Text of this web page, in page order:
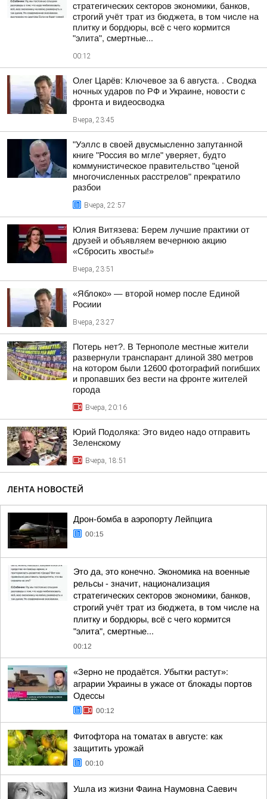
стратегических секторов экономики, банков,
строгий учёт трат из бюджета, в том числе на
плитку и бордюры, всё с чего кормится
"элита", смертные...
00:12
Олег Царёв: Ключевое за 6 августа. . Сводка
ночных ударов по РФ и Украине, новости с
фронта и видеосводка
Вчера, 23:45
"Уэллс в своей двусмысленно запутанной
книге "Россия во мгле" уверяет, будто
коммунистическое правительство "ценой
многочисленных расстрелов" прекратило
разбои
Вчера, 22:57
Юлия Витязева: Берем лучшие практики от
друзей и объявляем вечернюю акцию
«Сбросить хвосты!»
Вчера, 23:51
«Яблоко» — второй номер после Единой
Росиии
Вчера, 23:27
Потерь нет?. В Тернополе местные жители
развернули транспарант длиной 380 метров
на котором были 12600 фотографий погибших
и пропавших без вести на фронте жителей
города
Вчера, 20:16
Юрий Подоляка: Это видео надо отправить
Зеленскому
Вчера, 18:51
ЛЕНТА НОВОСТЕЙ
Дрон-бомба в аэропорту Лейпцига
00:15
Это да, это конечно. Экономика на военные
рельсы - значит, национализация
стратегических секторов экономики, банков,
строгий учёт трат из бюджета, в том числе на
плитку и бордюры, всё с чего кормится
"элита", смертные...
00:12
«Зерно не продаётся. Убытки растут»:
аграрии Украины в ужасе от блокады портов
Одессы
00:12
Фитофтора на томатах в августе: как
защитить урожай
00:10
Ушла из жизни Фаина Наумовна Саевич